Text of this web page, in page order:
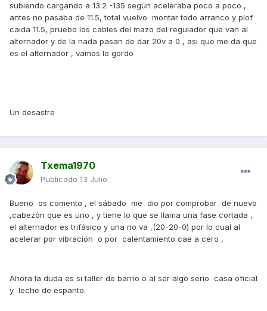
subiendo cargando a 13.2 -135 según aceleraba poco a poco ,
antes no pasaba de 11.5, total vuelvo montar todo arranco y plof
caida 11.5, pruebo los cables del mazo del regulador que van al
alternador y de la nada pasan de dar 20v a 0 , asi que me da que
es el alternador , vamos lo gordo
Un desastre
Txema1970
Publicado 13 Julio
Bueno os comento , el sábado me dio por comprobar de nuevo
,cabezón que es uno , y tiene lo que se llama una fase cortada ,
el alternador es trifásico y una no va ,(20-20-0) por lo cual al
acelerar por vibración o por calentamiento cae a cero ,
Ahora la duda es si taller de barrio o al ser algo serio casa oficial
y leche de espanto.